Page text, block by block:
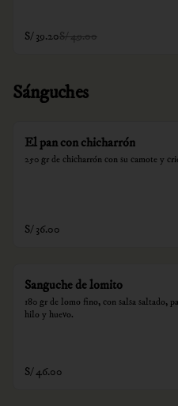
incluyen impuestos de ley y recargo al
consumo.
S/ 39.20S/ 49.00
Sánguches
El pan con chicharrón
250 gr de chicharrón con su camote y
S/ 36.00
Sanguche de lomito
180 gr de lomo fino, con salsa saltado,
hilo y huevo.
S/ 46.00